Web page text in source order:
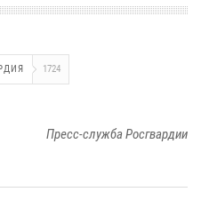
1724
Пресс-служба Росгвардии